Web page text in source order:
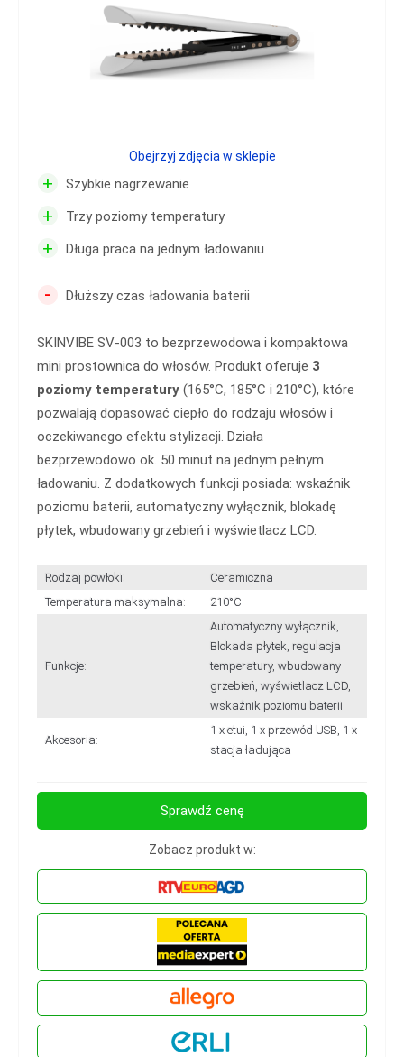
+ Szybkie nagrzewanie
+ Trzy poziomy temperatury
+ Długa praca na jednym ładowaniu
- Dłuższy czas ładowania baterii
SKINVIBE SV-003 to bezprzewodowa i kompaktowa
mini prostownica do włosów. Produkt oferuje 3
poziomy temperatury (165°C, 185°C i 210°C), które
pozwalają dopasować ciepło do rodzaju włosów i
oczekiwanego efektu stylizacji. Działa
bezprzewodowo ok. 50 minut na jednym pełnym
ładowaniu. Z dodatkowych funkcji posiada: wskaźnik
poziomu baterii, automatyczny wyłącznik, blokadę
płytek, wbudowany grzebień i wyświetlacz LCD.
Rodzaj powłoki:
Ceramiczna
Temperatura maksymalna:
210°C
Funkcje:
Automatyczny wyłącznik,
Blokada płytek, regulacja
temperatury, wbudowany
grzebień, wyświetlacz LCD,
wskaźnik poziomu baterii
Akcesoria:
1 x etui, 1 x przewód USB, 1 x
stacja ładująca
Obejrzyj zdjęcia w sklepie
Sprawdź cenę
Zobacz produkt w: